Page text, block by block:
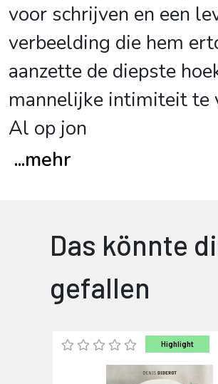
voor schrijven en een
verbeelding die hem
aanzette de diepste
mannelijke intimiteit te
Al op jon
...mehr
Das könnte
gefallen
Highlight